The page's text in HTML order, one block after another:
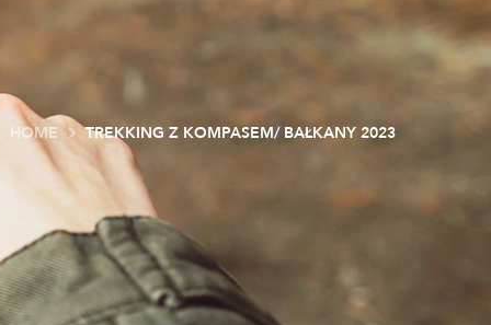
HOME TREKKING Z KOMPASEM/ BAŁKANY 2023